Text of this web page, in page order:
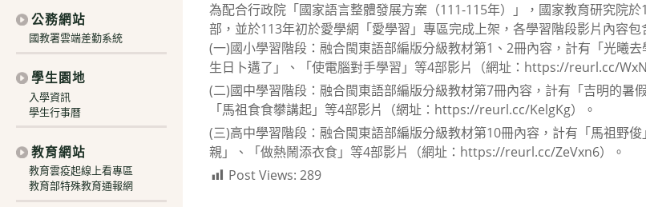
為配合行政院「國家語言整體發展方案（111-115年）」，國家教育研究院
部，並於113年初於愛學網「愛學習」專區完成上架，各學習階段影片內容包
(一)國小學習階段：融合閩東語部編版分級教材第1、2冊內容，計有「光曦
生日卜遘了」、「使電腦對手學習」等4部影片（網址：https://reurl.cc/
(二)國中學習階段：融合閩東語部編版分級教材第7冊內容，計有「吉明的暑
「馬祖食食攀講起」等4部影片（網址：https://reurl.cc/KelgKg）。
(三)高中學習階段：融合閩東語部編版分級教材第10冊內容，計有「馬祖野
親」、「做熱鬧添衣食」等4部影片（網址：https://reurl.cc/ZeVxn6）。
Post Views: 289
公務網站
國教署雲端差勤系統
學生園地
入學資訊
學生行事曆
教育網站
教育雲疫起線上看專區
教育部特殊教育通報網